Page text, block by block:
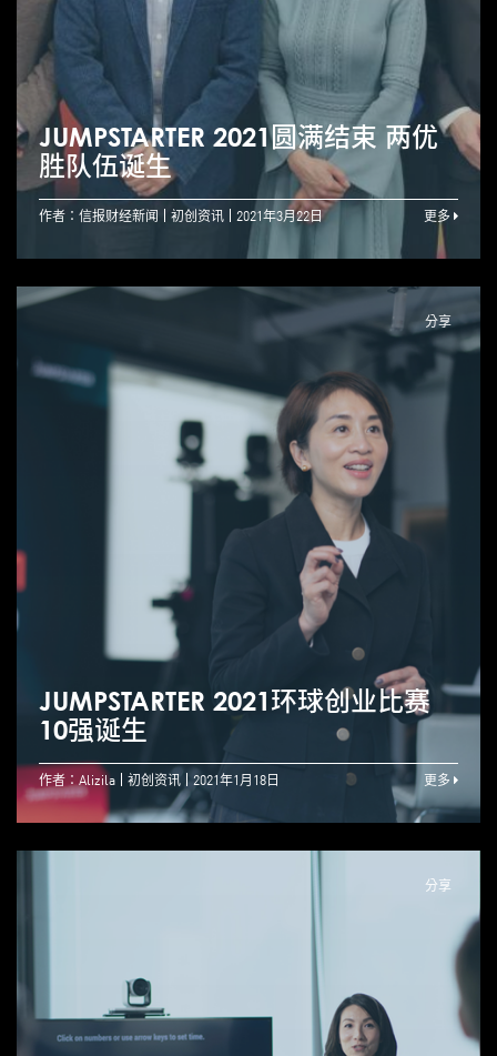
JUMPSTARTER 2021圆满结束 两优
胜队伍诞生
作者：信报财经新闻 初创资讯 2021年3月22日 更多
分享
JUMPSTARTER 2021环球创业比赛
10强诞生
作者：Alizila 初创资讯 2021年1月18日 更多
分享